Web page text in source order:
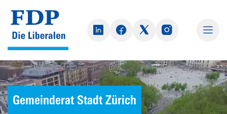
Gemeinderat Stadt Zürich